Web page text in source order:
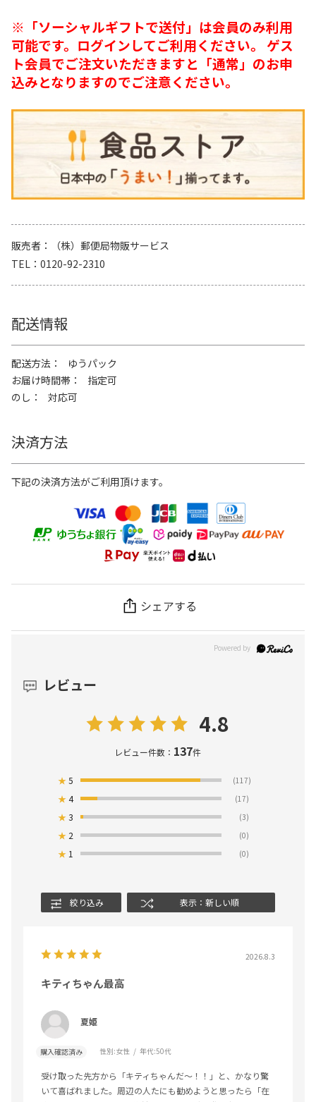
※「ソーシャルギフトで送付」は会員のみ利用
可能です。ログインしてご利用ください。 ゲス
ト会員でご注文いただきますと「通常」のお申
込みとなりますのでご注意ください。
販売者
（株）郵便局物販サービス
TEL
0120-92-2310
配送情報
配送方法
ゆうパック
お届け時間帯
指定可
のし
対応可
決済方法
下記の決済方法がご利用頂けます。
シェアする
レビュー
4.8
レビュー件数： 137件
★5 (117)
★4 (17)
★3 (3)
★ 2 (0)
★ 1 (0)
絞り込み 表示：新しい順
2026.8.3
キティちゃん最高
夏姫
購入確認済み 性別:女性 年代:50代
受け取った先方から「キティちゃんだ〜！！」と、かなり驚
いて喜ばれました。周辺の人たにも勧めようと思ったら「在